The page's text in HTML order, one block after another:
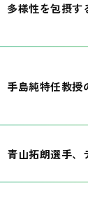
多様性を包摂
手島純特任教授
青山拓朗選手、